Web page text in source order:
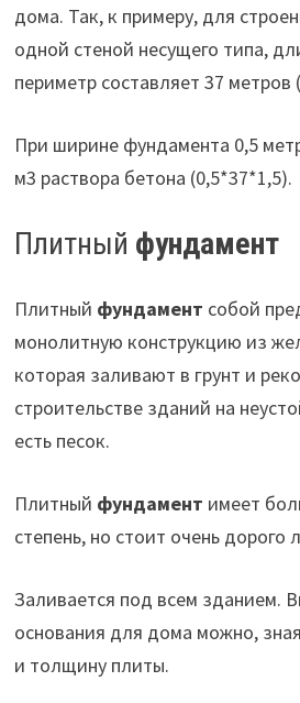
дома. Так, к примеру, для
одной стеной несущего типа,
периметр составляет 37 метров
При ширине фундамента 0,5
м3 раствора бетона (0,5*37*1,5).
Плитный фундамент
Плитный фундамент собой
монолитную конструкцию из
которая заливают в грунт и
строительстве зданий на
есть песок.
Плитный фундамент имеет
степень, но стоит очень дорого
Заливается под всем зданием.
основания для дома можно,
и толщину плиты.